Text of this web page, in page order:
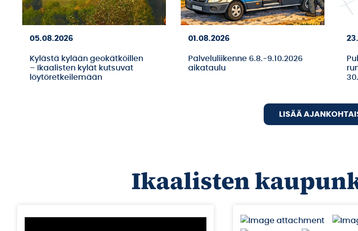
05.08.2026
Kylästä kylään geokätköillen
– Ikaalisten kylät kutsuvat
löytöretkeilemään
01.08.2026
Palveluliikenne 6.8.-9.10.2026
aikataulu
LISÄÄ
Ikaalisten